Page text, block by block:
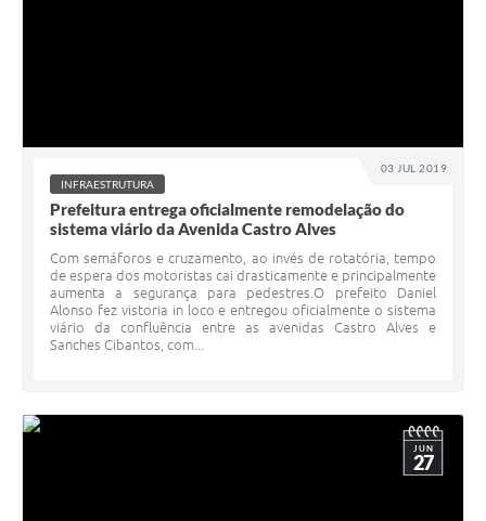
03 JUL 2019
INFRAESTRUTURA
Prefeitura entrega oficialmente remodelação do
sistema viário da Avenida Castro Alves
Com semáforos e cruzamento, ao invés de rotatória, tempo
de espera dos motoristas cai drasticamente e principalmente
aumenta a segurança para pedestres.O prefeito Daniel
Alonso fez vistoria in loco e entregou oficialmente o sistema
viário da confluência entre as avenidas Castro Alves e
Sanches Cibantos, com...
JUN
27